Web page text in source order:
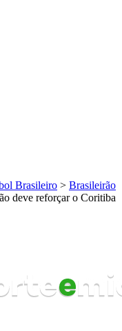
Brasileiro > Brasileirão
deve reforçar o Coritiba